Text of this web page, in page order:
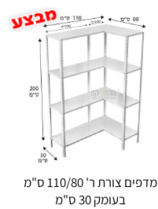
מדפים צורת ר' 110/80 ס"מ
בעומק 30 ס"מ